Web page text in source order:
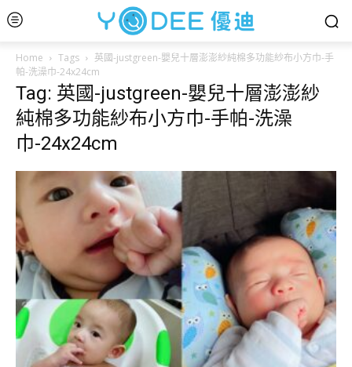
Home Tags
英國-justgreen-嬰兒十層澎澎紗純棉多功能紗布小方巾-手
帕-洗澡巾-24x24cm
Tag: 英國-justgreen-嬰兒十層澎澎紗
純棉多功能紗布小方巾-手帕-洗澡
巾-24x24cm